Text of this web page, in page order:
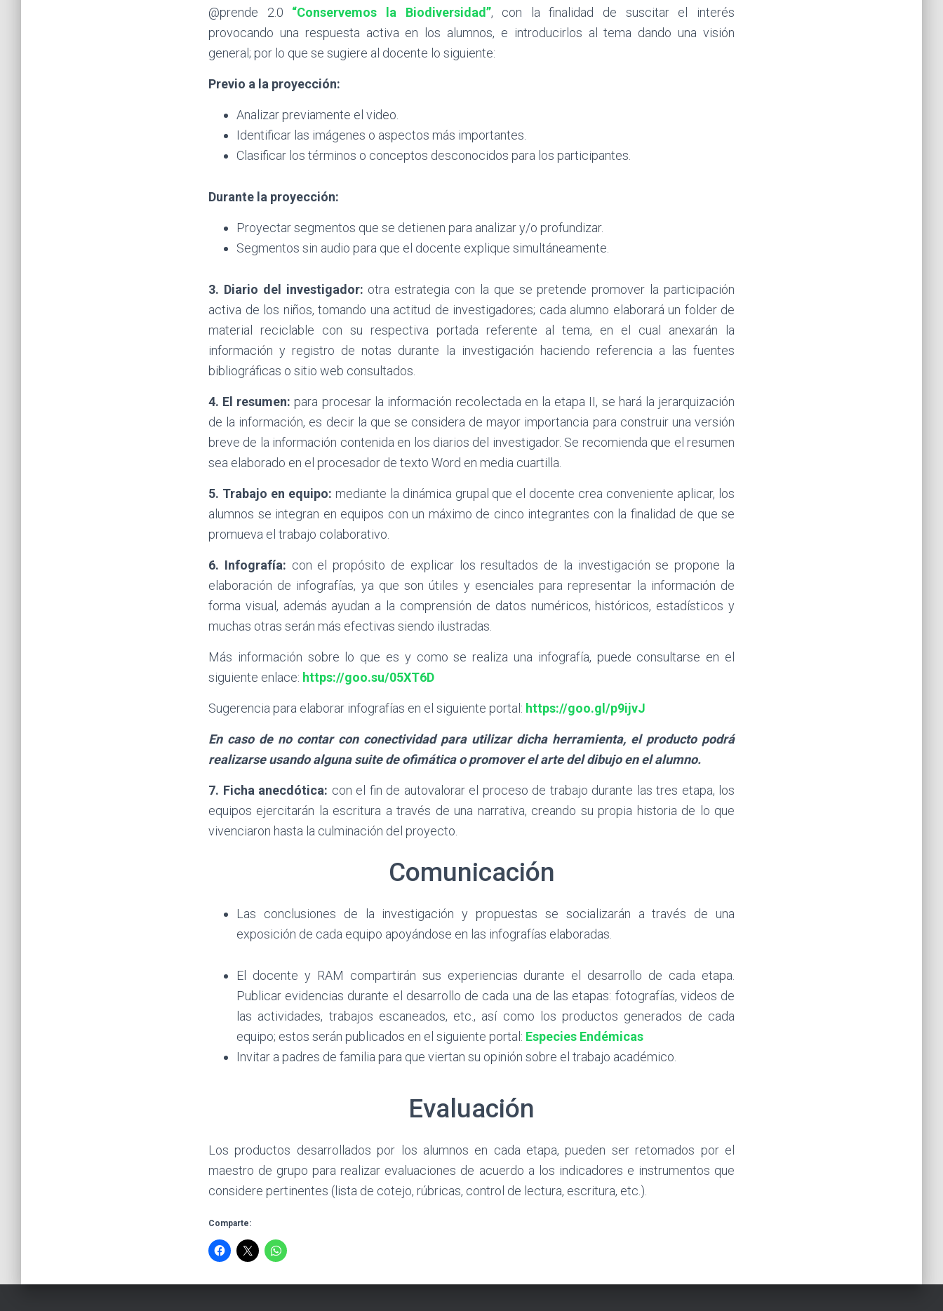
@prende 2.0 “Conservemos la Biodiversidad”, con la finalidad de suscitar el interés
provocando una respuesta activa en los alumnos, e introducirlos al tema dando una visión
general; por lo que se sugiere al docente lo siguiente:
Previo a la proyección:
Analizar previamente el video.
Identificar las imágenes o aspectos más importantes.
Clasificar los términos o conceptos desconocidos para los participantes.
Durante la proyección:
Proyectar segmentos que se detienen para analizar y/o profundizar.
Segmentos sin audio para que el docente explique simultáneamente.
3. Diario del investigador: otra estrategia con la que se pretende promover la participación
activa de los niños, tomando una actitud de investigadores; cada alumno elaborará un folder de
material reciclable con su respectiva portada referente al tema, en el cual anexarán la
información y registro de notas durante la investigación haciendo referencia a las fuentes
bibliográficas o sitio web consultados.
4. El resumen: para procesar la información recolectada en la etapa II, se hará la jerarquización
de la información, es decir la que se considera de mayor importancia para construir una versión
breve de la información contenida en los diarios del investigador. Se recomienda que el resumen
sea elaborado en el procesador de texto Word en media cuartilla.
5. Trabajo en equipo: mediante la dinámica grupal que el docente crea conveniente aplicar, los
alumnos se integran en equipos con un máximo de cinco integrantes con la finalidad de que se
promueva el trabajo colaborativo.
6. Infografía: con el propósito de explicar los resultados de la investigación se propone la
elaboración de infografías, ya que son útiles y esenciales para representar la información de
forma visual, además ayudan a la comprensión de datos numéricos, históricos, estadísticos y
muchas otras serán más efectivas siendo ilustradas.
Más información sobre lo que es y como se realiza una infografía, puede consultarse en el
siguiente enlace: https://goo.su/05XT6D
Sugerencia para elaborar infografías en el siguiente portal: https://goo.gl/p9ijvJ
En caso de no contar con conectividad para utilizar dicha herramienta, el producto podrá
realizarse usando alguna suite de ofimática o promover el arte del dibujo en el alumno.
7. Ficha anecdótica: con el fin de autovalorar el proceso de trabajo durante las tres etapa, los
equipos ejercitarán la escritura a través de una narrativa, creando su propia historia de lo que
vivenciaron hasta la culminación del proyecto.
Comunicación
Las conclusiones de la investigación y propuestas se socializarán a través de una
exposición de cada equipo apoyándose en las infografías elaboradas.
El docente y RAM compartirán sus experiencias durante el desarrollo de cada etapa.
Publicar evidencias durante el desarrollo de cada una de las etapas: fotografías, videos de
las actividades, trabajos escaneados, etc., así como los productos generados de cada
equipo; estos serán publicados en el siguiente portal: Especies Endémicas
Invitar a padres de familia para que viertan su opinión sobre el trabajo académico.
Evaluación
Los productos desarrollados por los alumnos en cada etapa, pueden ser retomados por el
maestro de grupo para realizar evaluaciones de acuerdo a los indicadores e instrumentos que
considere pertinentes (lista de cotejo, rúbricas, control de lectura, escritura, etc.).
Comparte: